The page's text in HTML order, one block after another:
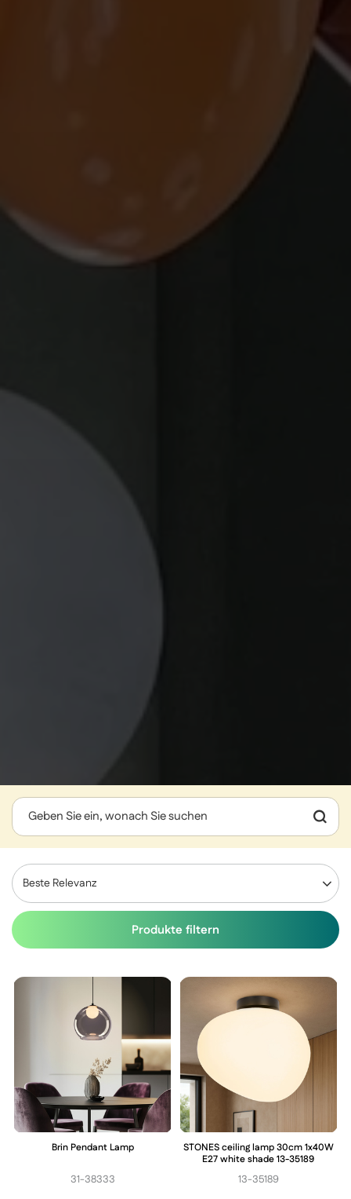
Beste Relevanz
Produkte filtern
Brin Pendant Lamp
31-38333
STONES ceiling lamp 30cm 1x40W
E27 white shade 13-35189
13-35189